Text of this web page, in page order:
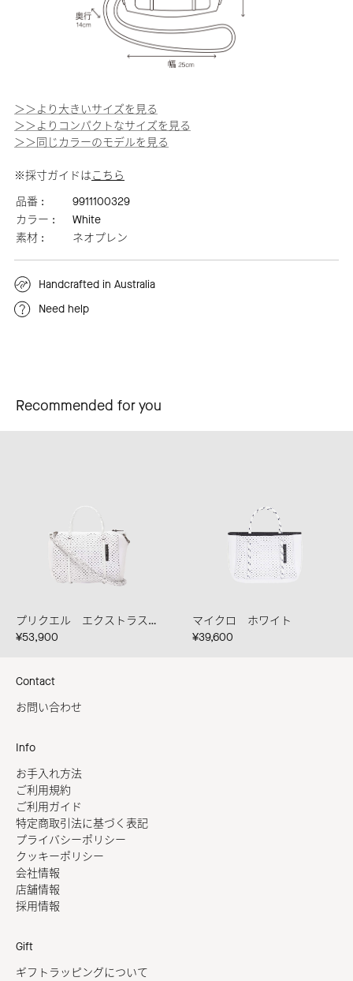
＞＞より大きいサイズを見る
＞＞よりコンパクトなサイズを見る
＞＞同じカラーのモデルを見る
※採寸ガイドはこちら
品番 :
9911100329
カラー :
White
素材 :
ネオプレン
Handcrafted in Australia
Need help
Recommended for you
プリクエル エクストラスモール ホワイト
¥53,900
マイクロ ホワイト
¥39,600
Contact
お問い合わせ
Info
お手入れ方法
ご利用規約
ご利用ガイド
特定商取引法に基づく表記
プライバシーポリシー
クッキーポリシー
会社情報
店舗情報
採用情報
Gift
ギフトラッピングについて